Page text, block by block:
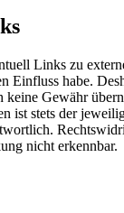
Links zu
Einfluss habe.
keine Gewähr
ist stets der
nicht erkennbar.